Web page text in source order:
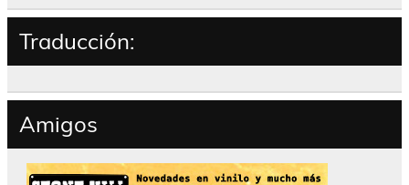
Traducción:
Amigos